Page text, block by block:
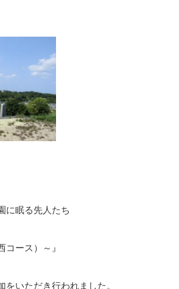
に眠る先人たち
コース）～』
いただき行われました。